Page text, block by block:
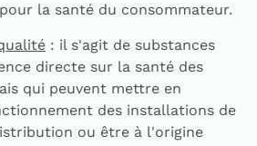
la santé du consommateur.
: il s'agit de substances
directe sur la santé des
qui peuvent mettre en
des installations de
ou être à l'origine